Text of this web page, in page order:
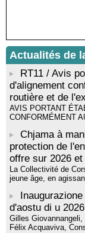
Résidence
Castelli - Institut
Médiathèque de
Rencontre /
livre « La ballade
Santa Lucia di Tallà
Actualités de
RT11 / Avis
d'alignement
routière et de
AVIS PORTANT
CONFORMÉMENT
Chjama à
protection de
offre sur 2026 et
La Collectivité de
jeune âge, en
d'aostu di u 2026
Gilles
Félix Acquaviva,